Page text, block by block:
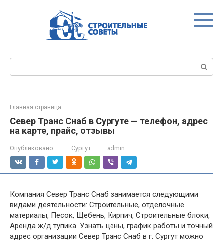
Главная страница
Север Транс Снаб в Сургуте — телефон, адрес
на карте, прайс, отзывы
Опубликовано: Сургут admin
Компания Север Транс Снаб занимается следующими
видами деятельности: Строительные, отделочные
материалы, Песок, Щебень, Кирпич, Строительные блоки,
Аренда ж/д тупика. Узнать цены, график работы и точный
адрес организации Север Транс Снаб в г. Сургут можно